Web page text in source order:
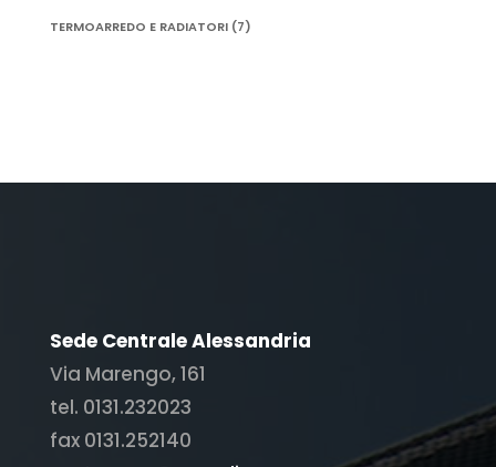
TERMOARREDO E RADIATORI (7)
Sede Centrale Alessandria
Via Marengo, 161
tel. 0131.232023
fax 0131.252140